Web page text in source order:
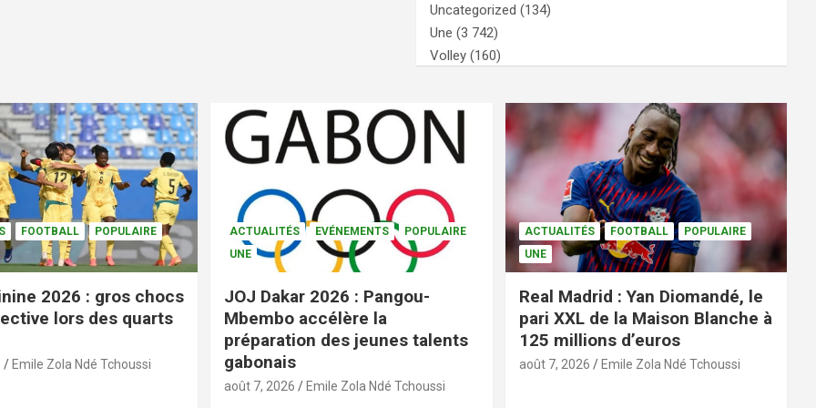
Uncategorized (134)
Une (3 742)
Volley (160)
FOOTBALL POPULAIRE
2026 : gros chocs
lors des quarts
Emile Zola Ndé Tchoussi
ACTUALITÉS EVÉNEMENTS
POPULAIRE
UNE
JOJ Dakar 2026 : Pangou-
Mbembo accélère la
préparation des jeunes talents
gabonais
août 7, 2026 Emile Zola Ndé Tchoussi
ACTUALITÉS FOOTBALL
POPULAIRE
UNE
Real Madrid : Yan Diomandé, le
pari XXL de la Maison Blanche à
125 millions d’euros
août 7, 2026 Emile Zola Ndé Tchoussi